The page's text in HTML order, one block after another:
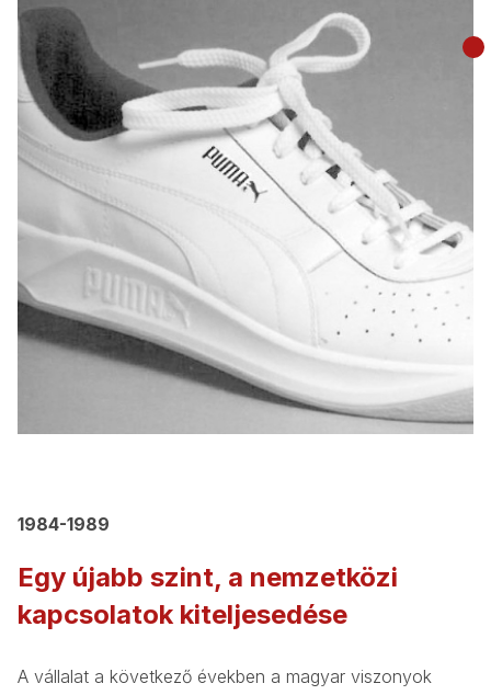
1984-1989
Egy újabb szint, a nemzetközi
kapcsolatok kiteljesedése
A vállalat a következő években a magyar viszonyok